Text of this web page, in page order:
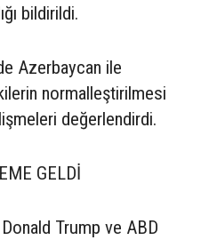
bildirildi.
Azerbaycan ile
normalleştirilmesi
değerlendirdi.
GELDİ
Trump ve ABD